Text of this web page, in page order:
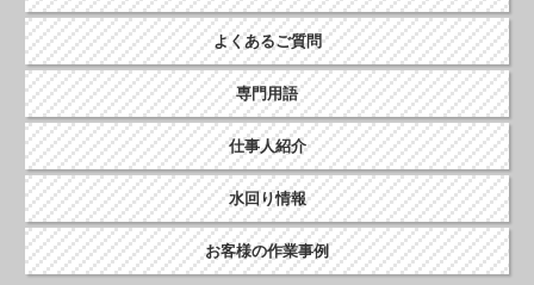
よくあるご質問
専門用語
仕事人紹介
水回り情報
お客様の作業事例